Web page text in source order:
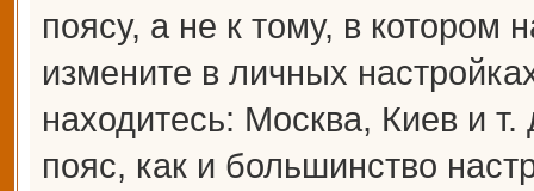
поясу, а не к тому, в котором
измените в личных
находитесь: Москва, Киев и
пояс, как и большинство